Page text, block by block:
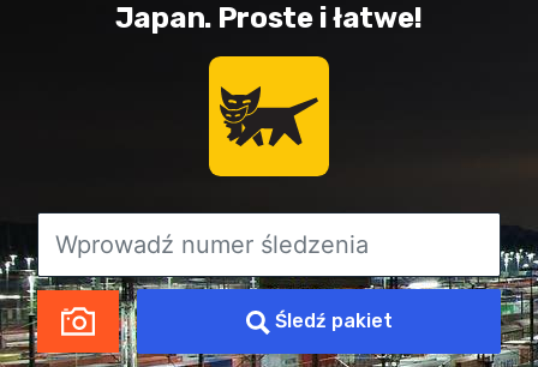
Japan. Proste i łatwe!
Śledź pakiet